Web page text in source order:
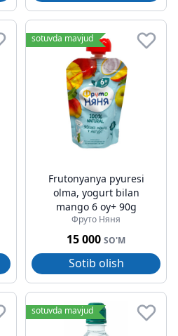
sotuvda mavjud
Frutonyanya pyuresi
olma, yogurt bilan
mango 6 oy+ 90g
Фруто Няня
15 000 SO'M
Sotib olish
sotuvda mavjud